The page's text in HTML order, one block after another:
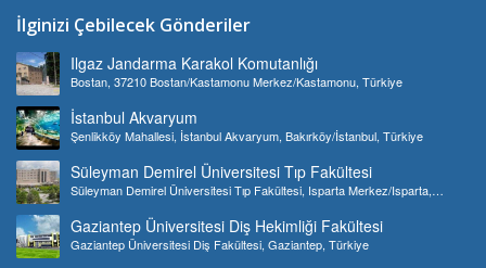
İlginizi Çebilecek Gönderiler
Ilgaz Jandarma Karakol Komutanlığı
Bostan, 37210 Bostan/Kastamonu Merkez/Kastamonu, Türkiye
İstanbul Akvaryum
Şenlikköy Mahallesi, İstanbul Akvaryum, Bakırköy/İstanbul, Türkiye
Süleyman Demirel Üniversitesi Tıp Fakültesi
Süleyman Demirel Üniversitesi Tıp Fakültesi, Isparta Merkez/Isparta,
Gaziantep Üniversitesi Diş Hekimliği Fakültesi
Gaziantep Üniversitesi Diş Fakültesi, Gaziantep, Türkiye